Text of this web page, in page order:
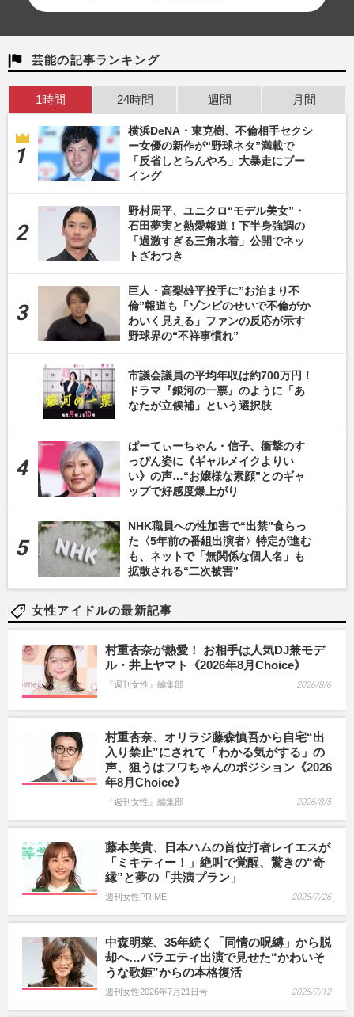
芸能の記事ランキング
1時間 24時間 週間 月間
横浜DeNA・東克樹、不倫相手セクシ
ー女優の新作が“野球ネタ”満載で
「反省しとらんやろ」大暴走にブー
イング
野村周平、ユニクロ“モデル美女”・
石田夢実と熱愛報道！下半身強調の
「過激すぎる三角水着」公開でネッ
トざわつき
巨人・高梨雄平投手に”お泊まり不
倫”報道も「ゾンビのせいで不倫がか
わいく見える」ファンの反応が示す
野球界の“不祥事慣れ”
市議会議員の平均年収は約700万円！
ドラマ『銀河の一票』のように「あ
なたが立候補」という選択肢
ぱーてぃーちゃん・信子、衝撃のす
っぴん姿に《ギャルメイクよりい
い》の声…“お嬢様な素顔”とのギャ
ップで好感度爆上がり
NHK職員への性加害で“出禁”食らっ
た〈5年前の番組出演者〉特定が進む
も、ネットで「無関係な個人名」も
拡散される“二次被害”
女性アイドルの最新記事
村重杏奈が熱愛！ お相手は人気DJ兼モデ
ル・井上ヤマト《2026年8月Choice》
『週刊女性』編集部 2026/8/6
村重杏奈、オリラジ藤森慎吾から自宅“出
入り禁止”にされて「わかる気がする」の
声、狙うはフワちゃんのポジション《2026
年8月Choice》
『週刊女性』編集部 2026/8/5
藤本美貴、日本ハムの首位打者レイエスが
「ミキティー！」絶叫で覚醒、驚きの“奇
縁”と夢の「共演プラン」
週刊女性PRIME 2026/7/26
中森明菜、35年続く「同情の呪縛」から脱
却へ…バラエティ出演で見せた“かわいそ
うな歌姫”からの本格復活
週刊女性2026年7月21日号 2026/7/12